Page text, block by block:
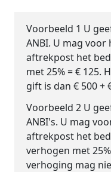
Voorbeeld 1 U
ANBI. U mag
aftrekpost het
met 25% = € 125.
gift is dan € 500 +
Voorbeeld 2 U
ANBI's. U mag
aftrekpost het
verhogen met
verhoging mag